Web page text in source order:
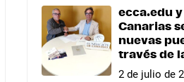
ecca.edu
Canarias
nuevas
través de
2 de julio de